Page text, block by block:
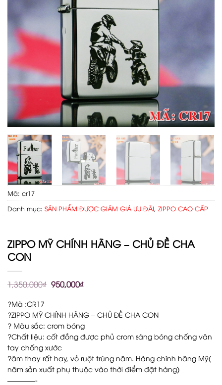
Mã: cr17
Danh mục: SẢN PHẨM ĐƯỢC GIẢM GIÁ ƯU ĐÃI, ZIPPO CAO CẤP
ZIPPO MỸ CHÍNH HÃNG – CHỦ ĐỀ CHA
CON
1,350,000₫ 950,000₫
?Mã :CR17
?ZIPPO MỸ CHÍNH HÃNG – CHỦ ĐỀ CHA CON
? Màu sắc: crom bóng
?Chất liệu: cốt đồng được phủ crom sáng bóng chống vân
tay chống xước
?âm thay rất hay, vỏ ruột trùng năm. Hàng chính hãng Mỹ(
năm sản xuất phụ thuộc vào thời điểm đặt hàng)
————-